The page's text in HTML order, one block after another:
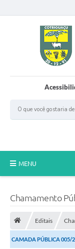
MENU
A Prefeitura
Chamamento
Editais
CAMADA PÚBLICA 005/